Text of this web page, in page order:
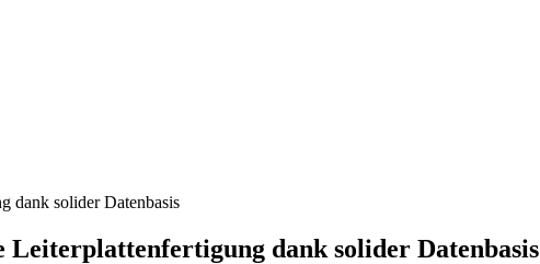
dank solider Datenbasis
dank solider Datenbasis